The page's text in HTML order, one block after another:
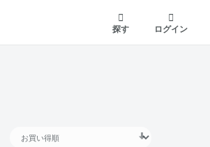
探す
ログイン